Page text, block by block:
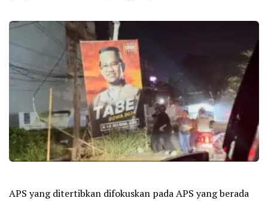
APS yang ditertibkan difokuskan pada APS yang berada